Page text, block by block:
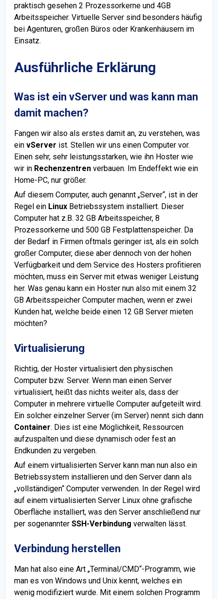
praktisch gesehen 2 Prozessorkerne und 4GB
Arbeitsspeicher. Virtuelle Server sind besonders häufig
bei Agenturen, großen Büros oder Krankenhäusern im
Einsatz.
Ausführliche Erklärung
Was ist ein vServer und was kann man
damit machen?
Fangen wir also als erstes damit an, zu verstehen, was
ein vServer ist. Stellen wir uns einen Computer vor.
Einen sehr, sehr leistungsstarken, wie ihn Hoster wie
wir in Rechenzentren verbauen. Im Endeffekt wie ein
Home-PC, nur größer.
Auf diesem Computer, auch genannt „Server“, ist in der
Regel ein Linux Betriebssystem installiert. Dieser
Computer hat z.B. 32 GB Arbeitsspeicher, 8
Prozessorkerne und 500 GB Festplattenspeicher. Da
der Bedarf in Firmen oftmals geringer ist, als ein solch
großer Computer, diese aber dennoch von der hohen
Verfügbarkeit und dem Service des Hosters profitieren
möchten, muss ein Server mit etwas weniger Leistung
her. Was genau kann ein Hoster nun also mit einem 32
GB Arbeitsspeicher Computer machen, wenn er zwei
Kunden hat, welche beide einen 12 GB Server mieten
möchten?
Virtualisierung
Richtig, der Hoster virtualisiert den physischen
Computer bzw. Server. Wenn man einen Server
virtualisiert, heißt das nichts weiter als, dass der
Computer in mehrere virtuelle Computer aufgeteilt wird.
Ein solcher einzelner Server (im Server) nennt sich dann
Container. Dies ist eine Möglichkeit, Ressourcen
aufzuspalten und diese dynamisch oder fest an
Endkunden zu vergeben.
Auf einem virtualisierten Server kann man nun also ein
Betriebssystem installieren und den Server dann als
„vollständigen“ Computer verwenden. In der Regel wird
auf einem virtualisierten Server Linux ohne grafische
Oberfläche installiert, was den Server anschließend nur
per sogenannter SSH-Verbindung verwalten lässt.
Verbindung herstellen
Man hat also eine Art „Terminal/CMD“-Programm, wie
man es von Windows und Unix kennt, welches ein
wenig modifiziert wurde. Mit einem solchen Programm